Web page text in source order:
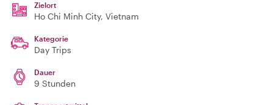
Zielort
Ho Chi Minh City, Vietnam
Kategorie
Day Trips
Dauer
9 Stunden